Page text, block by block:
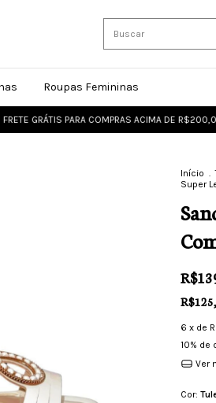
Roupas Femininas
PARA COMPRAS ACIMA DE R$200,00
Início .
Super
6 x de
10% de
Ver
Cor: